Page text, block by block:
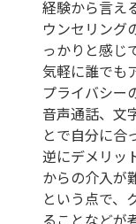
経験から言え
ウンセリング
っかりと感じ
気軽に誰でも
プライバシー
音声通話、文
とで自分に合
逆にデメリッ
からの介入が
という点で、
ることなどが